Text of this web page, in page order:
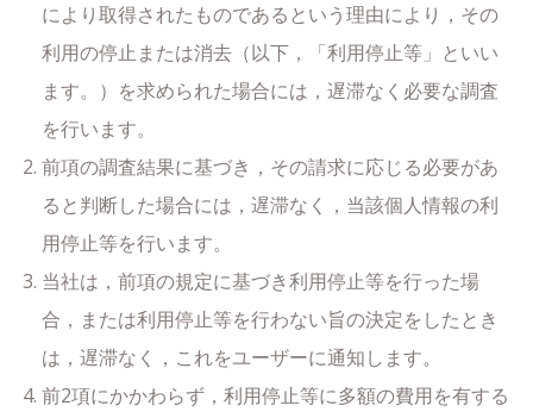
により取得されたものであるという理由により，その
利用の停止または消去（以下，「利用停止等」といい
ます。）を求められた場合には，遅滞なく必要な調査
を行います。
前項の調査結果に基づき，その請求に応じる必要があ
ると判断した場合には，遅滞なく，当該個人情報の利
用停止等を行います。
当社は，前項の規定に基づき利用停止等を行った場
合，または利用停止等を行わない旨の決定をしたとき
は，遅滞なく，これをユーザーに通知します。
前2項にかかわらず，利用停止等に多額の費用を有する